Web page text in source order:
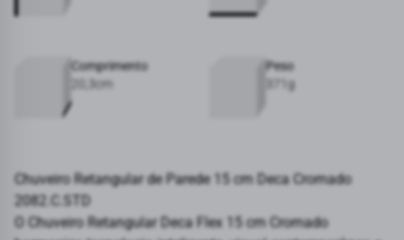
Comprimento
20,3cm
Peso
371g
Chuveiro Retangular de Parede 15 cm Deca Cromado
2082.C.STD
O Chuveiro Retangular Deca Flex 15 cm Cromado